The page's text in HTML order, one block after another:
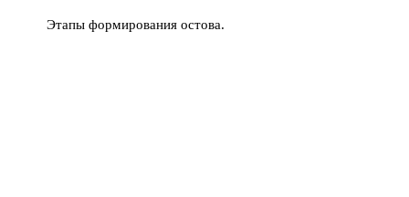
Этапы формирования остова.